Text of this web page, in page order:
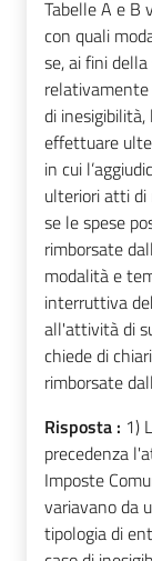
Tabelle A e B
con quali
se, ai fini
di inesigibilità,
effettuare
in cui
ulteriori atti di
se le spese
rimborsate
modalità e
interruttiva
all'attività di
chiede di
rimborsate
Risposta : 1)
precedenza
Imposte
variavano da
tipologia di